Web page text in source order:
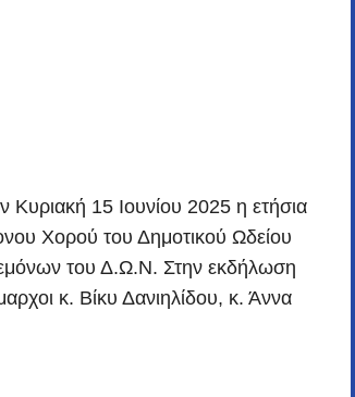
15 Ιουνίου 2025 η ετήσια
Χορού του Δημοτικού Ωδείου
του Δ.Ω.Ν. Στην εκδήλωση
κ. Βίκυ Δανιηλίδου, κ. Άννα